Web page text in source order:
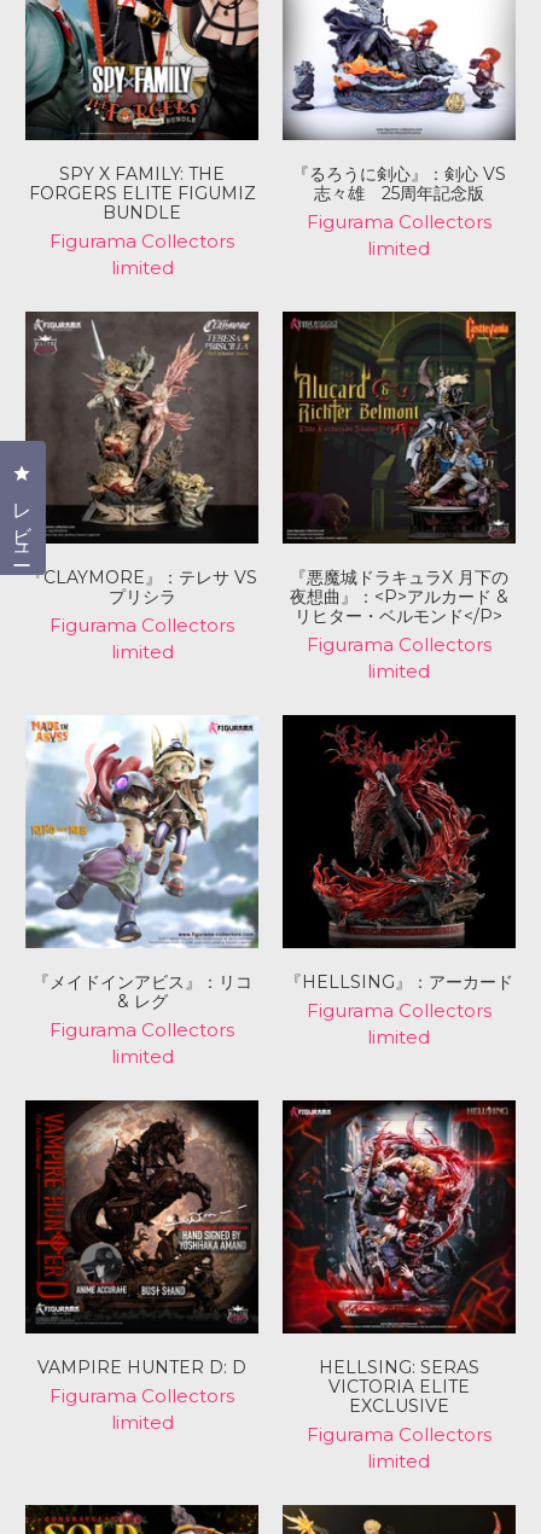
SPY X FAMILY: THE
FORGERS ELITE FIGUMIZ
BUNDLE
Figurama Collectors
limited
『るろうに剣心』：剣心 VS
志々雄 25周年記念版
Figurama Collectors
limited
『CLAYMORE』：テレサ VS
プリシラ
Figurama Collectors
limited
『悪魔城ドラキュラX 月下の
夜想曲』：<P>アルカード &
リヒター・ベルモンド</P>
Figurama Collectors
limited
『メイドインアビス』：リコ
& レグ
Figurama Collectors
limited
『HELLSING』：アーカード
Figurama Collectors
limited
VAMPIRE HUNTER D: D
Figurama Collectors
limited
HELLSING: SERAS
VICTORIA ELITE
EXCLUSIVE
Figurama Collectors
limited
レビュー
クリックしてレビューダイアログを開く